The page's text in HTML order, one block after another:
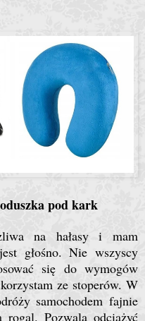
pod kark
na hałasy i mam
głośno. Nie wszyscy
się do wymogów
ze stoperów. W
samochodem fajnie
rogal. Pozwala odciążyć